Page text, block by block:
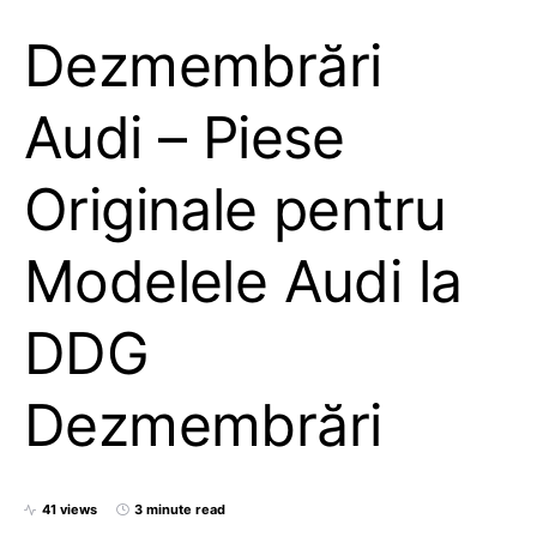
Dezmembrări
Audi – Piese
Originale pentru
Modelele Audi la
DDG
Dezmembrări
41 views 3 minute read